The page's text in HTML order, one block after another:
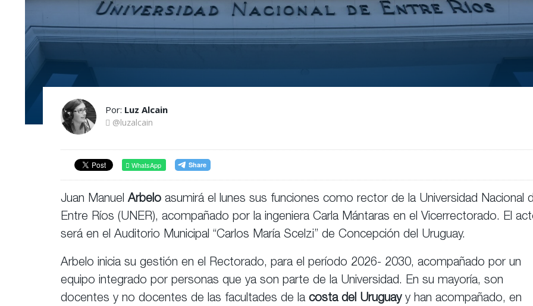
Por: Luz Alcain
@luzalcain
WhatsApp
Juan ManuelArbelo asumirá el lunes sus funciones como rector de la Universidad Nacional
Entre Ríos (UNER), acompañado por la ingeniera Carla Mántaras en el Vicerrectorado. El
será en el Auditorio Municipal “Carlos María Scelzi” de Concepción del Uruguay.
Arbelo inicia su gestión en el Rectorado, para el período 2026- 2030, acompañado por un
equipo integrado por personas que ya son parte de la Universidad. En su mayoría, son
docentes y no docentes de las facultades de lacosta del Uruguayy han acompañado, en